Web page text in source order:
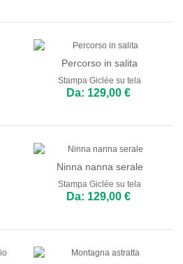
Percorso in salita
Stampa Giclée su tela
Da: 129,00 €
Ninna nanna serale
Stampa Giclée su tela
Da: 129,00 €